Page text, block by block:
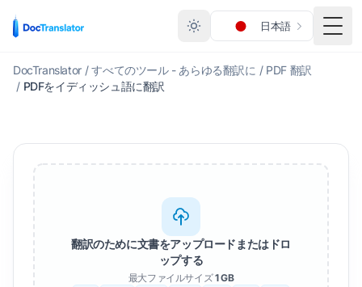
日本語
メニ
DocTranslator / すべてのツール - あらゆる翻訳に / PDF 翻訳
/ PDFをイディッシュ語に翻訳
翻訳のために文書をアップロードまたはドロ
ップする
最大ファイルサイズ1 GB